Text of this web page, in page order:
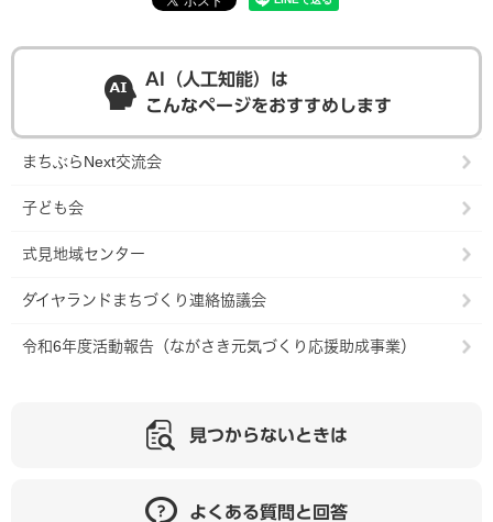
AI（人工知能）は
こんなページをおすすめします
まちぶらNext交流会
子ども会
式見地域センター
ダイヤランドまちづくり連絡協議会
令和6年度活動報告（ながさき元気づくり応援助成事業）
見つからないときは
よくある質問と回答